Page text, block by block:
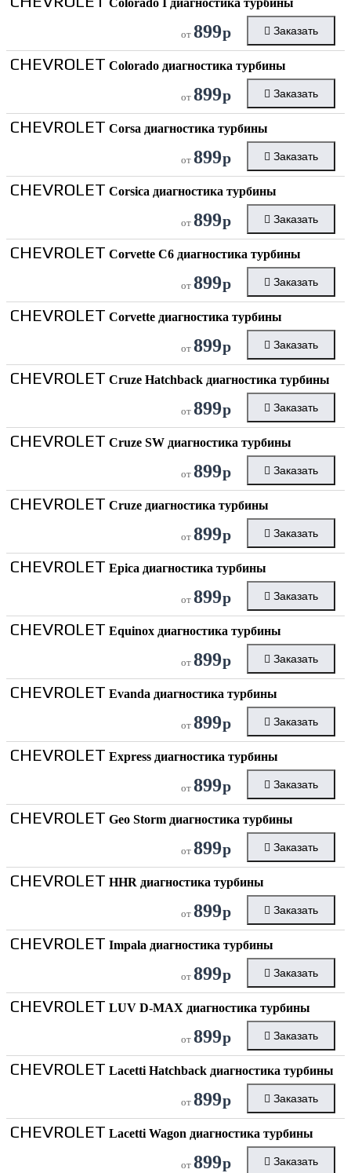
Colorado I диагностика турбины
от 899р Заказать
CHEVROLET Colorado диагностика турбины
от 899р Заказать
CHEVROLET Corsa диагностика турбины
от 899р Заказать
CHEVROLET Corsica диагностика турбины
от 899р Заказать
CHEVROLET Corvette C6 диагностика турбины
от 899р Заказать
CHEVROLET Corvette диагностика турбины
от 899р Заказать
CHEVROLET Cruze Hatchback диагностика турбины
от 899р Заказать
CHEVROLET Cruze SW диагностика турбины
от 899р Заказать
CHEVROLET Cruze диагностика турбины
от 899р Заказать
CHEVROLET Epica диагностика турбины
от 899р Заказать
CHEVROLET Equinox диагностика турбины
от 899р Заказать
CHEVROLET Evanda диагностика турбины
от 899р Заказать
CHEVROLET Express диагностика турбины
от 899р Заказать
CHEVROLET Geo Storm диагностика турбины
от 899р Заказать
CHEVROLET HHR диагностика турбины
от 899р Заказать
CHEVROLET Impala диагностика турбины
от 899р Заказать
CHEVROLET LUV D-MAX диагностика турбины
от 899р Заказать
CHEVROLET Lacetti Hatchback диагностика турбины
от 899р Заказать
CHEVROLET Lacetti Wagon диагностика турбины
от 899р Заказать